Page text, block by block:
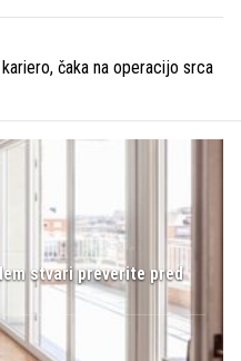
čaka na operacijo srca
stvari preverite pred